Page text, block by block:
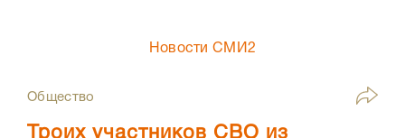
Новости СМИ2
Общество
Троих участников СВО из